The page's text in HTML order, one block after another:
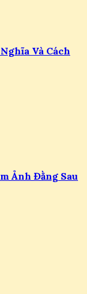
Và Cách
Ảnh Đằng Sau